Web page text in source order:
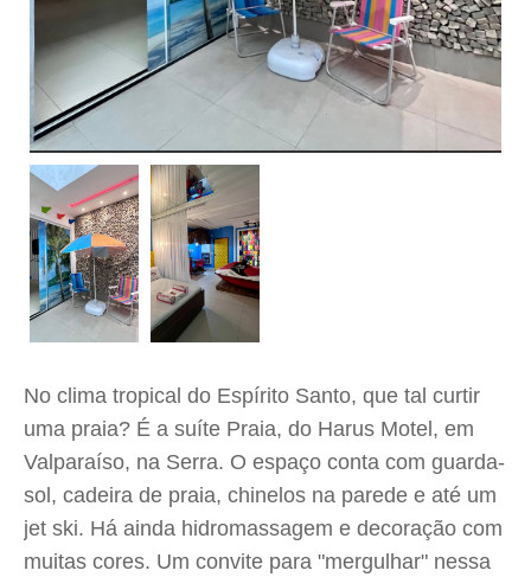
No clima tropical do Espírito Santo, que tal curtir
uma praia? É a suíte Praia, do Harus Motel, em
Valparaíso, na Serra. O espaço conta com guarda-
sol, cadeira de praia, chinelos na parede e até um
jet ski. Há ainda hidromassagem e decoração com
muitas cores. Um convite para "mergulhar" nessa